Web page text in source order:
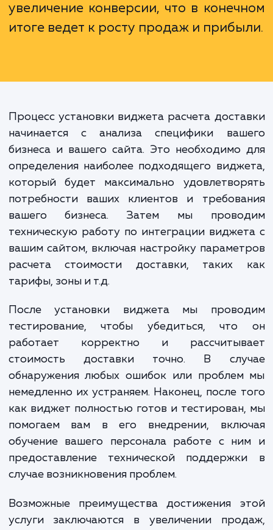
удовлетворенность ваших
увеличение конверсии, что в
итоге ведет к росту продаж и
Процесс установки виджета расчета
начинается с анализа специфики
бизнеса и вашего сайта. Это необходимо
определения наиболее подходящего
который будет максимально
потребности ваших клиентов и
вашего бизнеса. Затем мы
техническую работу по интеграции
вашим сайтом, включая настройку
расчета стоимости доставки, таких
тарифы, зоны и т.д.
После установки виджета мы
работает корректно и
стоимость доставки точно. В